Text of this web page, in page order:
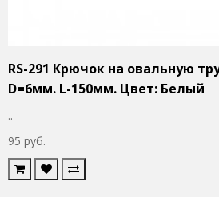
RS-291 Крючок на овальную
D=6мм. L-150мм. Цвет: Белый
..
95 руб.